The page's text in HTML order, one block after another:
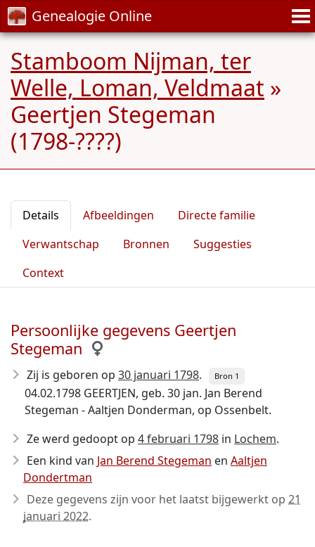
Genealogie Online
Stamboom Nijman, ter
Welle, Loman, Veldmaat »
Geertjen Stegeman
(1798-????)
Details Afbeeldingen
Directe familie
Verwantschap
Bronnen
Suggesties
Context
Persoonlijke gegevens Geertjen
Stegeman
Zij is geboren op 30 januari 1798. Bron 1
04.02.1798 GEERTJEN, geb. 30 jan. Jan Berend
Stegeman - Aaltjen Donderman, op Ossenbelt.
Ze werd gedoopt op 4 februari 1798 in Lochem.
Een kind van Jan Berend Stegeman en Aaltjen
Dondertman
Deze gegevens zijn voor het laatst bijgewerkt op 21
januari 2022.